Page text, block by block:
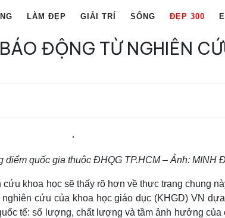
LÀM ĐẸP GIẢI TRÍ SỐNG ĐẸP 300
BÁO ĐỘNG TỪ NGHIÊN
điểm quốc gia thuộc ĐHQG TP.HCM – Ảnh: MINH
khoa học sẽ thấy rõ hơn về thực trạng chung
cứu của khoa học giáo dục (KHGD) VN
tế: số lượng, chất lượng và tầm ảnh hưởng của